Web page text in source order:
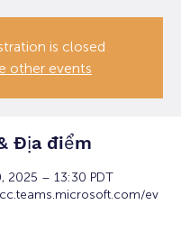
is closed
other events
Địa điểm
2025 – 13:30 PDT
ev